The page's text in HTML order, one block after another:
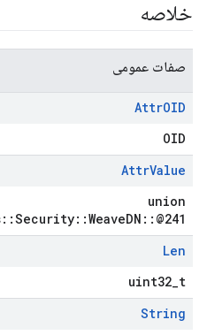
خلاصه
صفات عمومی
AttrOID
OID
AttrValue
union
Len
uint32_t
String